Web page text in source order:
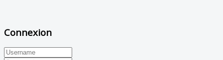
Connexion